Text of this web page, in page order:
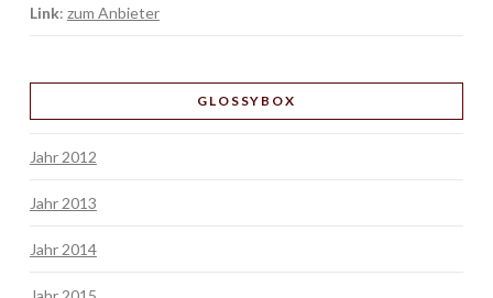
Link: zum Anbieter
GLOSSYBOX
Jahr 2012
Jahr 2013
Jahr 2014